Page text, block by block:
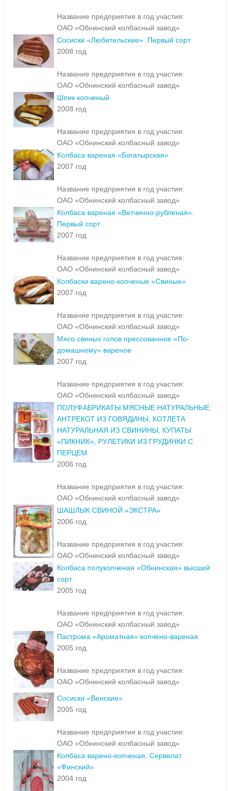
Название предприятия в год участия:
ОАО «Обнинский колбасный завод»
Сосиски «Любительские». Первый сорт
2008 год
Название предприятия в год участия:
ОАО «Обнинский колбасный завод»
Шпик копченый
2008 год
Название предприятия в год участия:
ОАО «Обнинский колбасный завод»
Колбаса вареная «Богатырская»
2007 год
Название предприятия в год участия:
ОАО «Обнинский колбасный завод»
Колбаса вареная «Ветчинно-рубленая».
Первый сорт
2007 год
Название предприятия в год участия:
ОАО «Обнинский колбасный завод»
Колбаски варено-копченые «Свиные»
2007 год
Название предприятия в год участия:
ОАО «Обнинский колбасный завод»
Мясо свиных голов прессованное «По-
домашнему» вареное
2007 год
Название предприятия в год участия:
ОАО «Обнинский колбасный завод»
ПОЛУФАБРИКАТЫ МЯСНЫЕ НАТУРАЛЬНЫЕ:
АНТРЕКОТ ИЗ ГОВЯДИНЫ, КОТЛЕТА
НАТУРАЛЬНАЯ ИЗ СВИНИНЫ, КУПАТЫ
«ПИКНИК», РУЛЕТИКИ ИЗ ГРУДИНКИ С
ПЕРЦЕМ
2006 год
Название предприятия в год участия:
ОАО «Обнинский колбасный завод»
ШАШЛЫК СВИНОЙ «ЭКСТРА»
2006 год
Название предприятия в год участия:
ОАО «Обнинский колбасный завод»
Колбаса полукопченая «Обнинская» высший
сорт
2005 год
Название предприятия в год участия:
ОАО «Обнинский колбасный завод»
Пастрома «Ароматная» копчено-вареная
2005 год
Название предприятия в год участия:
ОАО «Обнинский колбасный завод»
Сосиски «Венские»
2005 год
Название предприятия в год участия:
ОАО «Обнинский колбасный завод»
Колбаса варено-копченая. Сервелат
«Финский»
2004 год